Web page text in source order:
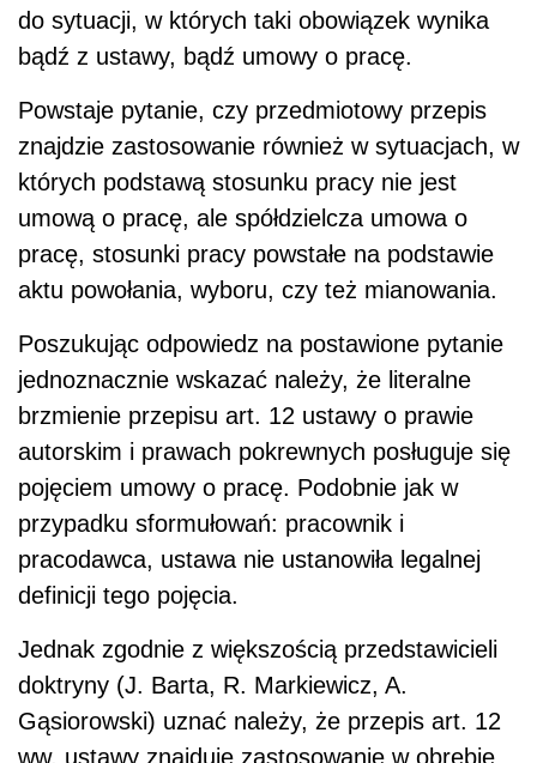
do sytuacji, w których taki obowiązek wynika
bądź z ustawy, bądź umowy o pracę.
Powstaje pytanie, czy przedmiotowy przepis
znajdzie zastosowanie również w sytuacjach, w
których podstawą stosunku pracy nie jest
umową o pracę, ale spółdzielcza umowa o
pracę, stosunki pracy powstałe na podstawie
aktu powołania, wyboru, czy też mianowania.
Poszukując odpowiedz na postawione pytanie
jednoznacznie wskazać należy, że literalne
brzmienie przepisu art. 12 ustawy o prawie
autorskim i prawach pokrewnych posługuje się
pojęciem umowy o pracę. Podobnie jak w
przypadku sformułowań: pracownik i
pracodawca, ustawa nie ustanowiła legalnej
definicji tego pojęcia.
Jednak zgodnie z większością przedstawicieli
doktryny (J. Barta, R. Markiewicz, A.
Gąsiorowski) uznać należy, że przepis art. 12
ww. ustawy znajduje zastosowanie w obrębie